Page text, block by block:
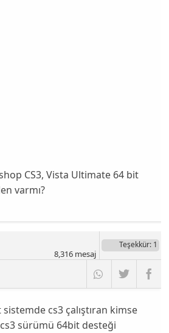
CS3, Vista Ultimate 64 bit
varmı?
Teşekkür: 1
8,316mesaj
cs3 çalıştıran kimse
sürümü 64bit desteği